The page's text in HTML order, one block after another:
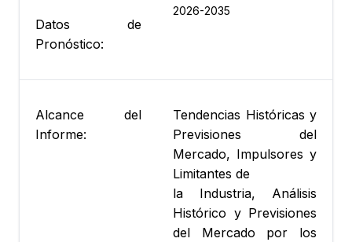
Datos de
Pronóstico:
2026-2035
Alcance del
Informe:
Tendencias Históricas y
Previsiones del
Mercado, Impulsores y
Limitantes de
la Industria, Análisis
Histórico y Previsiones
del Mercado por los